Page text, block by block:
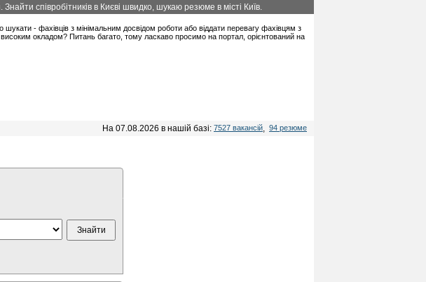
співробітників в Києві швидко, шукаю резюме в місті Київ.
шукати - фахівців з мінімальним досвідом роботи або віддати перевагу фахівцям з
окладом? Питань багато, тому ласкаво просимо на портал, орієнтований на
На 07.08.2026 в нашій базі: 7527 вакансій, 94 резюме